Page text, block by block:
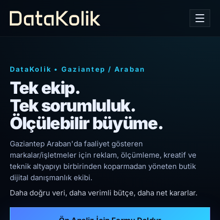
DataKolik • Gaziantep / Araban
Tek ekip.
Tek sorumluluk.
Ölçülebilir büyüme.
Gaziantep Araban'da faaliyet gösteren
markalar/işletmeler için reklam, ölçümleme, kreatif ve
teknik altyapıyı birbirinden koparmadan yöneten butik
dijital danışmanlık ekibi.
Daha doğru veri, daha verimli bütçe, daha net kararlar.